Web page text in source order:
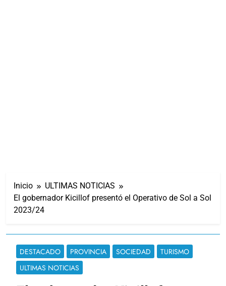
Inicio
ULTIMAS NOTICIAS
El gobernador Kicillof presentó el Operativo de Sol a Sol
2023/24
DESTACADO PROVINCIA SOCIEDAD
TURISMO
ULTIMAS NOTICIAS